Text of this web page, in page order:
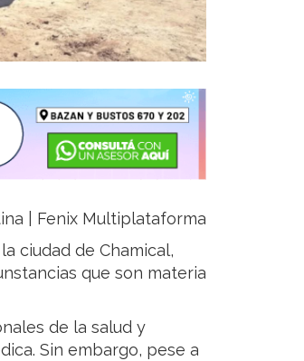
| Fenix Multiplataforma
ciudad de Chamical,
que son materia
de la salud y
Sin embargo, pese a